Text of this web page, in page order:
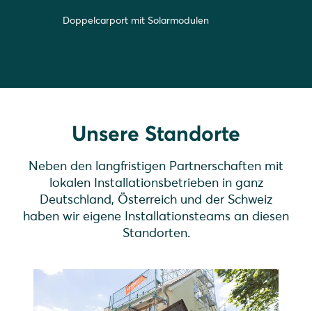
Doppelcarport mit Solarmodulen
Unsere Standorte
Neben den langfristigen Partnerschaften mit
lokalen Installationsbetrieben in ganz
Deutschland, Österreich und der Schweiz
haben wir eigene Installationsteams an diesen
Standorten.